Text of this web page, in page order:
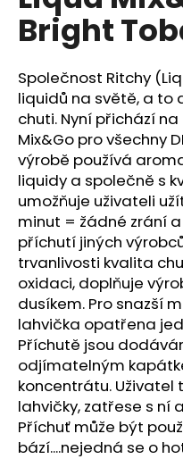
0,0
hvězdiček.
Bright
Společnost Ritchy
liquidů na světě, a to
chuti. Nyní přichází
Mix&Go pro všechny
výrobě používá
liquidy a společně s
umožňuje uživateli
minut = žádné zrání
příchutí jiných
trvanlivosti kvalita
oxidaci, doplňuje
dusíkem. Pro snazší
lahvička opatřena
Příchutě jsou
odjímatelným
koncentrátu.
lahvičky, zatřese s ní
Příchuť může být
bází....nejedná se o
a
j
í
t
?
D
o
p
o
r
u
č
u
j